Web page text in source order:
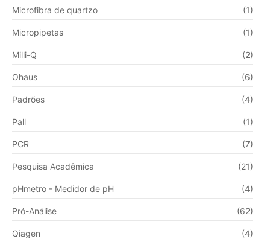
Microfibra de quartzo (1)
Micropipetas (1)
Milli-Q (2)
Ohaus (6)
Padrões (4)
Pall (1)
PCR (7)
Pesquisa Acadêmica (21)
pHmetro - Medidor de pH (4)
Pró-Análise (62)
Qiagen (4)